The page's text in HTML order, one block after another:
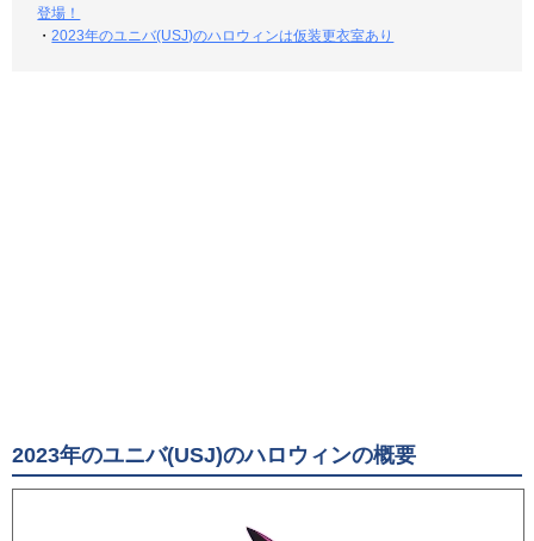
登場！
・2023年のユニバ(USJ)のハロウィンは仮装更衣室あり
2023年のユニバ(USJ)のハロウィンの概要